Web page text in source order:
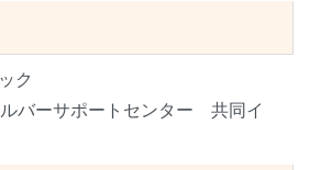
ク
バーサポートセンター 共同イ